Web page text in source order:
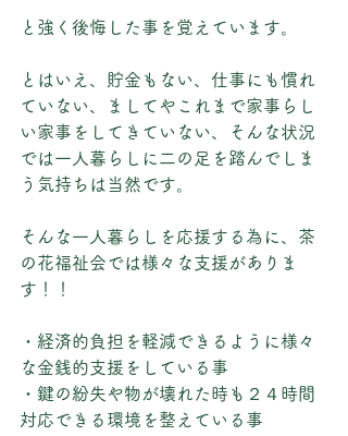
と強く後悔した事を覚えています。
とはいえ、貯金もない、仕事にも慣れ
ていない、ましてやこれまで家事らし
い家事をしてきていない、そんな状況
では一人暮らしに二の足を踏んでしま
う気持ちは当然です。
そんな一人暮らしを応援する為に、茶
の花福祉会では様々な支援がありま
す！！
・経済的負担を軽減できるように様々
な金銭的支援をしている事
・鍵の紛失や物が壊れた時も２４時間
対応できる環境を整えている事